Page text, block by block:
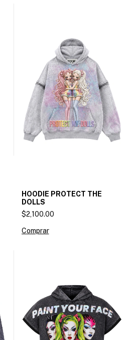
HOODIE PROTECT THE
DOLLS
$2,100.00
Comprar